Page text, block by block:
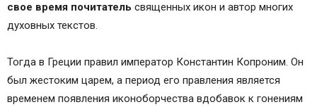
свое время почитатель священных икон и автор многих
духовных текстов.
Тогда в Греции правил император Константин Копроним. Он
был жестоким царем, а период его правления является
временем появления иконоборчества вдобавок к гонениям